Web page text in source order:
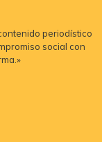
periodístico
social con